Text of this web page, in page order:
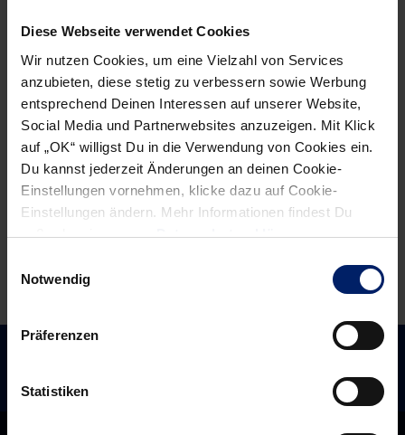
Diese Webseite verwendet Cookies
Wir nutzen Cookies, um eine Vielzahl von Services
anzubieten, diese stetig zu verbessern sowie Werbung
entsprechend Deinen Interessen auf unserer Website,
Social Media und Partnerwebsites anzuzeigen. Mit Klick
auf „OK“ willigst Du in die Verwendung von Cookies ein.
Du kannst jederzeit Änderungen an deinen Cookie-
Einstellungen vornehmen, klicke dazu auf Cookie-
Einstellungen ändern. Mehr Informationen findest Du
außerdem in unsererDatenschutzerklärung.
Notwendig
Präferenzen
Statistiken
News:
Blåkläder
DEUTSCHLAND
GmbH
neuer
Teampartner
Rhein-
Handball-
Fest
der
Extraklasse